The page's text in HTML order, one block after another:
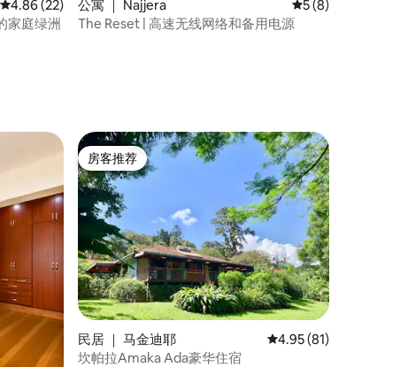
平均评分 4.86 分（满分 5 分），共 22 条评价
4.86 (22)
家庭绿洲
公寓 ｜ Najjera 平均评分 5 分（
5 (8)
The Reset | 高速无线网络和备用电源
房客推荐
房客推荐
民居 ｜ 马金迪耶 平均评分 4.95 分（满
4.95 (81)
坎帕拉Amaka Ada豪华住宿